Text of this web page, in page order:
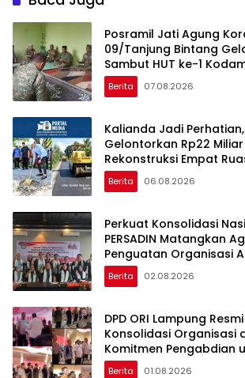
Posramil Jati Agung
09/Tanjung Bintang
Sambut HUT ke-1
Berita 07.08.2026
Kalianda Jadi Perhatian,
Gelontorkan Rp22
Rekonstruksi Empat
Berita 06.08.2026
Perkuat Konsolidasi
PERSADIN Matangkan
Penguatan Organisasi
Berita 02.08.2026
DPD ORI Lampung
Konsolidasi Organisasi
Komitmen Pengabdian
Masyarakat
Berita 01.08.2026